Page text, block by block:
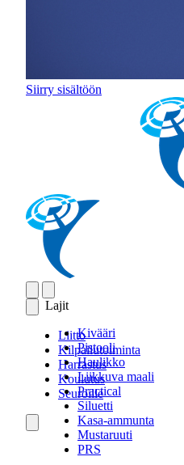
Siirry sisältöön
Lajit
Kivääri
Pistooli
Haulikko
Liikkuva maali
Practical
Siluetti
Kasa-ammunta
Mustaruuti
PRS
Liitto
Kilpailutoiminta
Harrastus
Koulutus
Seuroille